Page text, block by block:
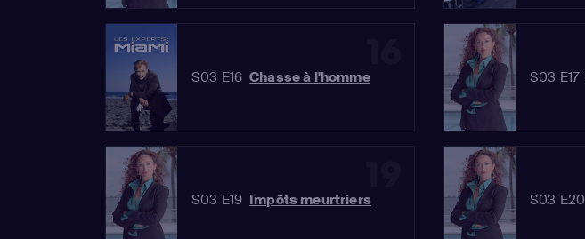
S03 E16 Chasse à l'homme S03 E17
S03 E19 Impôts meurtriers S03 E20